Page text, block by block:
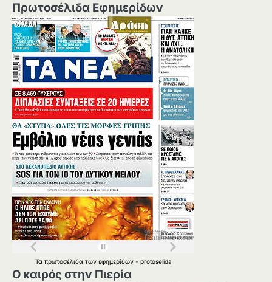
Πρωτοσέλιδα Εφημερίδων
Τα πρωτοσέλιδα των εφημερίδων - protoselida
Ο καιρός στην Πιερία